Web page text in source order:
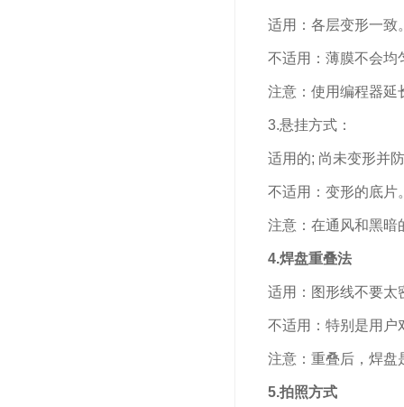
适用：各层变形一致
不适用：薄膜不会均
注意：使用编程器延
3.悬挂方式：
适用的; 尚未变形并
不适用：变形的底片
注意：在通风和黑暗
4.焊盘重叠法
适用：图形线不要太
不适用：特别是用户
注意：重叠后，焊盘
5.拍照方式